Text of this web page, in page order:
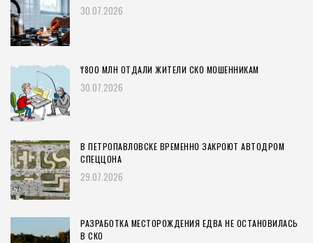
30.07.2026
₸800 МЛН ОТДАЛИ ЖИТЕЛИ СКО МОШЕННИКАМ
30.07.2026
В ПЕТРОПАВЛОВСКЕ ВРЕМЕННО ЗАКРОЮТ АВТОДРОМ
СПЕЦЦОНА
29.07.2026
РАЗРАБОТКА МЕСТОРОЖДЕНИЯ ЕДВА НЕ ОСТАНОВИЛАСЬ
В СКО